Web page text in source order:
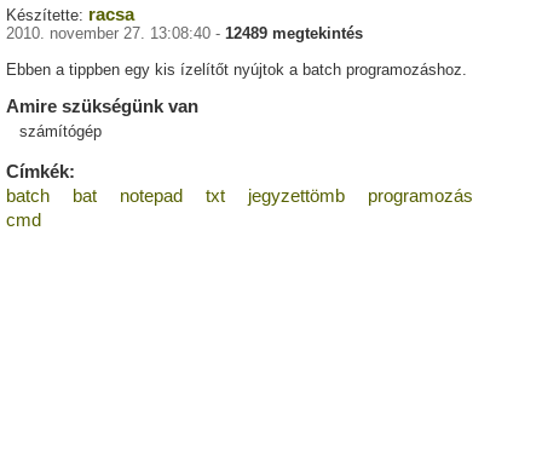
Készítette: racsa
2010. november 27. 13:08:40 - 12489 megtekintés
Ebben a tippben egy kis ízelítőt nyújtok a batch programozáshoz.
Amire szükségünk van
számítógép
Címkék:
batch
bat notepad txt jegyzettömb
programozás
cmd